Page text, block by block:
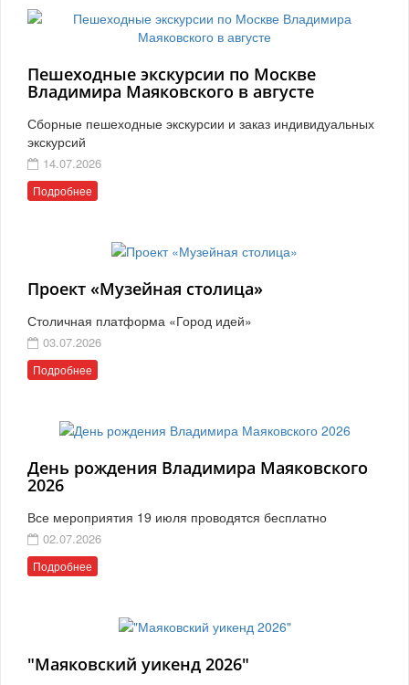
Пешеходные экскурсии по Москве
Владимира Маяковского в августе
Сборные пешеходные экскурсии и заказ индивидуальных
экскурсий
14.07.2026
Подробнее
Проект «Музейная столица»
Столичная платформа «Город идей»
03.07.2026
Подробнее
День рождения Владимира Маяковского
2026
Все мероприятия 19 июля проводятся бесплатно
02.07.2026
Подробнее
"Маяковский уикенд 2026"